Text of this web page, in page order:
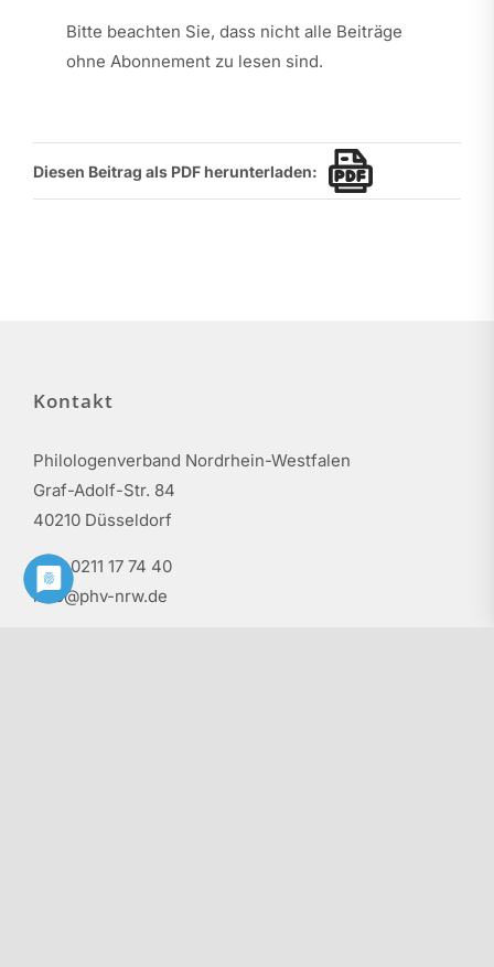
Bitte beachten Sie, dass nicht alle Beiträge
ohne Abonnement zu lesen sind.
Diesen Beitrag als PDF herunterladen:
Kontakt
Philologenverband Nordrhein-Westfalen
Graf-Adolf-Str. 84
40210 Düsseldorf
Tel.: 0211 17 74 40
info@phv-nrw.de